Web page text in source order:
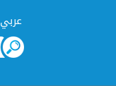
عربي